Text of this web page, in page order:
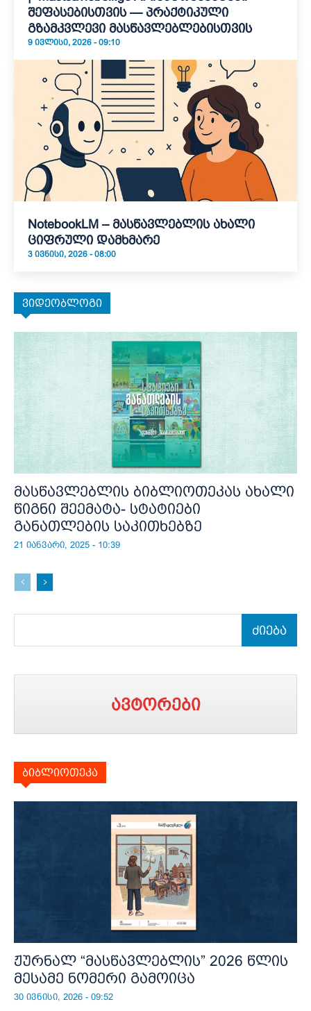
შეფასებისთვის — პრაქტიკული
გზამკვლევი მასწავლებლებისთვის
9 ᲘᲕᲚᲘᲡᲘ, 2026 - 09:10
NotebookLM – მასწავლებლის ახალი
ციფრული დამხმარე
3 ᲘᲕᲜᲘᲡᲘ, 2026 - 08:00
ვიდეობლოგი
მასწავლებლის ბიბლიოთეკას ახალი
წიგნი შეემატა- სტატიები
განათლების საკითხებზე
21 იანვარი, 2025 - 10:39
ძიება
ავტორები
ბიბლიოთეკა
ჟურნალ “მასწავლებლის” 2026 წლის
მესამე ნომერი გამოიცა
30 ივნისი, 2026 - 09:52